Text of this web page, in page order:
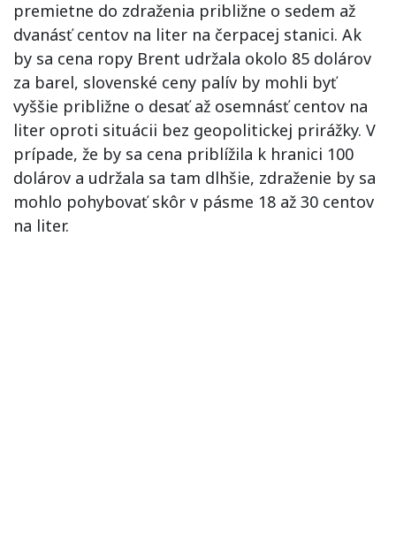
premietne do zdraženia približne o sedem až
dvanásť centov na liter na čerpacej stanici. Ak
by sa cena ropy Brent udržala okolo 85 dolárov
za barel, slovenské ceny palív by mohli byť
vyššie približne o desať až osemnásť centov na
liter oproti situácii bez geopolitickej prirážky. V
prípade, že by sa cena priblížila k hranici 100
dolárov a udržala sa tam dlhšie, zdraženie by sa
mohlo pohybovať skôr v pásme 18 až 30 centov
na liter.